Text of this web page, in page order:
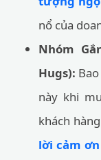
nổ của
Nhóm
Hugs):
này khi
khách
lời cảm ơn